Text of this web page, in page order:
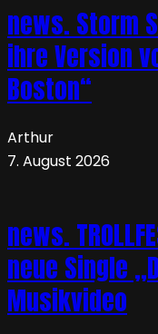
news. Storm
ihre Version
Boston“
Arthur
7. August 2026
news.
neue Single
Musikvideo